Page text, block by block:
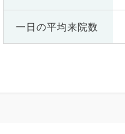
一日の平均来院数